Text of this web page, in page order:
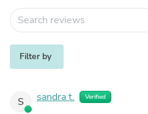
Filter by
S sandra t. Verified